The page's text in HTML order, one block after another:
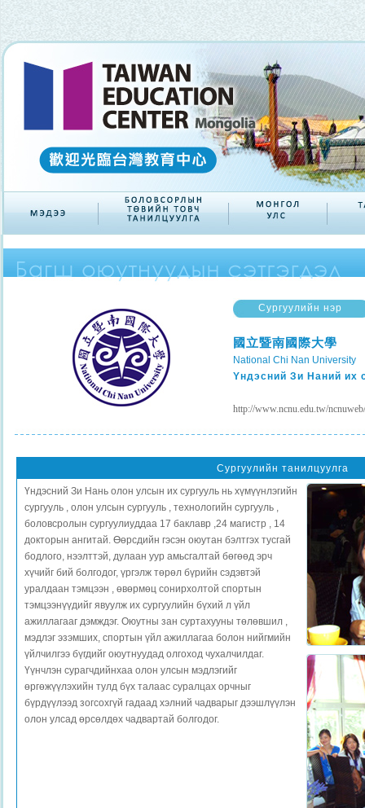
Сургуулийн нэр
國立暨南國際大學
National Chi Nan University
Yндэсний Зи Наний их
http://www.ncnu.edu.tw/ncnuweb/
Сургуулийн танилцуулга
Үндэсний Зи Нань олон улсын их сургууль нь хүмүүнлэгийн
сургууль , олон улсын сургууль , технологийн сургууль ,
боловсролын сургуулиуддаа 17 баклавр ,24 магистр , 14
докторын ангитай. Өөрсдийн гэсэн оюутан бэлтгэх тусгай
бодлого, нээлттэй, дулаан уур амьсгалтай бөгөөд эрч
хүчийг бий болгодог, үргэлж төрөл бүрийн сэдэвтэй
уралдаан тэмцээн , өвөрмөц сонирхолтой спортын
тэмцээнүүдийг явуулж их сургуулийн бүхий л үйл
ажиллагааг дэмждэг. Оюутны зан суртахууны төлөвшил ,
мэдлэг эзэмших, спортын үйл ажиллагаа болон нийгмийн
үйлчилгээ бүгдийг оюутнуудад олгоход чухалчилдаг.
Үүнчлэн сурагчдийнхаа олон улсын мэдлэгийг
өргөжүүлэхийн тулд бүх талаас суралцах орчныг
бүрдүүлээд зогсохгүй гадаад хэлний чадварыг дээшлүүлэн
олон улсад өрсөлдөх чадвартай болгодог.